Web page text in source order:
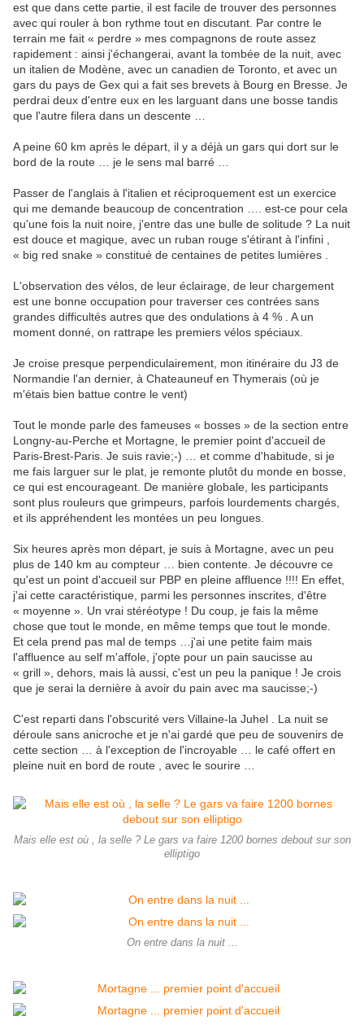
est que dans cette partie, il est facile de trouver des personnes
avec qui rouler à bon rythme tout en discutant. Par contre le
terrain me fait « perdre » mes compagnons de route assez
rapidement : ainsi j'échangerai, avant la tombée de la nuit, avec
un italien de Modène, avec un canadien de Toronto, et avec un
gars du pays de Gex qui a fait ses brevets à Bourg en Bresse. Je
perdrai deux d'entre eux en les larguant dans une bosse tandis
que l'autre filera dans un descente …
A peine 60 km après le départ, il y a déjà un gars qui dort sur le
bord de la route … je le sens mal barré …
Passer de l'anglais à l'italien et réciproquement est un exercice
qui me demande beaucoup de concentration …. est-ce pour cela
qu'une fois la nuit noire, j'entre das une bulle de solitude ? La nuit
est douce et magique, avec un ruban rouge s'étirant à l'infini ,
« big red snake » constitué de centaines de petites lumières .
L'observation des vélos, de leur éclairage, de leur chargement
est une bonne occupation pour traverser ces contrées sans
grandes difficultés autres que des ondulations à 4 % . A un
moment donné, on rattrape les premiers vélos spéciaux.
Je croise presque perpendiculairement, mon itinéraire du J3 de
Normandie l'an dernier, à Chateauneuf en Thymerais (où je
m'étais bien battue contre le vent)
Tout le monde parle des fameuses « bosses » de la section entre
Longny-au-Perche et Mortagne, le premier point d'accueil de
Paris-Brest-Paris. Je suis ravie;-) … et comme d'habitude, si je
me fais larguer sur le plat, je remonte plutôt du monde en bosse,
ce qui est encourageant. De manière globale, les participants
sont plus rouleurs que grimpeurs, parfois lourdements chargés,
et ils appréhendent les montées un peu longues.
Six heures après mon départ, je suis à Mortagne, avec un peu
plus de 140 km au compteur … bien contente. Je découvre ce
qu'est un point d'accueil sur PBP en pleine affluence !!!! En effet,
j'ai cette caractéristique, parmi les personnes inscrites, d'être
« moyenne ». Un vrai stéréotype ! Du coup, je fais la même
chose que tout le monde, en même temps que tout le monde.
Et cela prend pas mal de temps …j'ai une petite faim mais
l'affluence au self m'affole, j'opte pour un pain saucisse au
« grill », dehors, mais là aussi, c'est un peu la panique ! Je crois
que je serai la dernière à avoir du pain avec ma saucisse;-)
C'est reparti dans l'obscurité vers Villaine-la Juhel . La nuit se
déroule sans anicroche et je n'ai gardé que peu de souvenirs de
cette section … à l'exception de l'incroyable … le café offert en
pleine nuit en bord de route , avec le sourire …
Mais elle est où , la selle ? Le gars va faire 1200 bornes debout sur son
elliptigo
On entre dans la nuit ...